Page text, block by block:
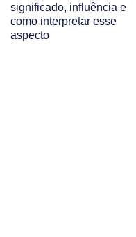
significado, influência e
como interpretar esse
aspecto